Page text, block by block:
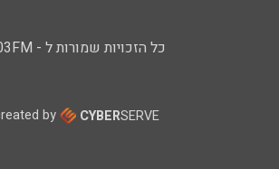
כל הזכויות שמורות ל - 103FM
by CYBERSERVE